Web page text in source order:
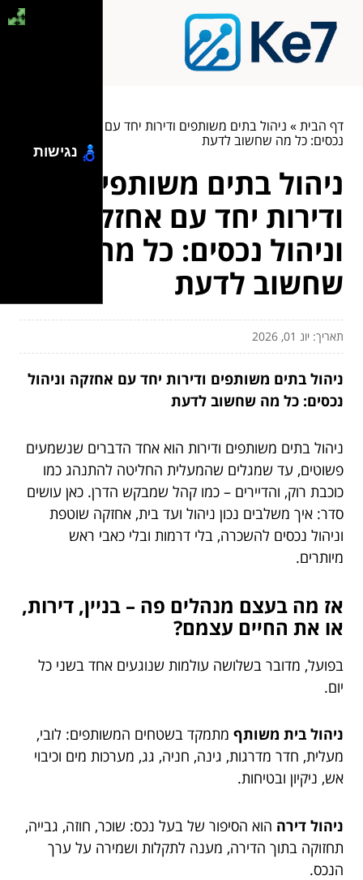
דף הבית» ניהול בתים משותפים ודירות יחד עם אחזקה וניהול
נכסים: כל מה שחשוב לדעת
ניהול בתים משותפים
ודירות יחד עם אחזקה
וניהול נכסים: כל מה
שחשוב לדעת
תאריך: יונ 01, 2026
ניהול בתים משותפים ודירות יחד עם אחזקה וניהול
נכסים: כל מה שחשוב לדעת
ניהול בתים משותפים ודירות הוא אחד הדברים שנשמעים
פשוטים, עד שמגלים שהמעלית החליטה להתנהג כמו
כוכבת רוק, והדיירים – כמו קהל שמבקש הדרן. כאן עושים
סדר: איך משלבים נכון ניהול ועד בית, אחזקה שוטפת
וניהול נכסים להשכרה, בלי דרמות ובלי כאבי ראש
מיותרים.
אז מה בעצם מנהלים פה – בניין, דירות,
או את החיים עצמם?
בפועל, מדובר בשלושה עולמות שנוגעים אחד בשני כל
יום.
ניהול בית משותף מתמקד בשטחים המשותפים: לובי,
מעלית, חדר מדרגות, גינה, חניה, גג, מערכות מים וכיבוי
אש, ניקיון ובטיחות.
ניהול דירה הוא הסיפור של בעל נכס: שוכר, חוזה, גבייה,
תחזוקה בתוך הדירה, מענה לתקלות ושמירה על ערך
הנכס.
נגישות